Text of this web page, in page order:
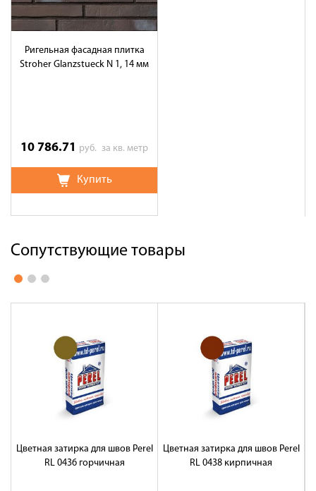
Ригельная фасадная плитка
Stroher Glanzstueck N 1, 14 мм
10 786.71 руб. за кв. метр
Купить
Сопутствующие товары
Цветная затирка для швов Perel
RL 0436 горчичная
Цветная затирка для швов Perel
RL 0438 кирпичная